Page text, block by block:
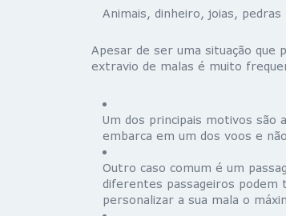
Animais, dinheiro, joias,
Apesar de ser uma situação
extravio de malas é muito
Um dos principais motivos são
embarca em um dos voos e
Outro caso comum é um
diferentes passageiros podem
personalizar a sua mala o